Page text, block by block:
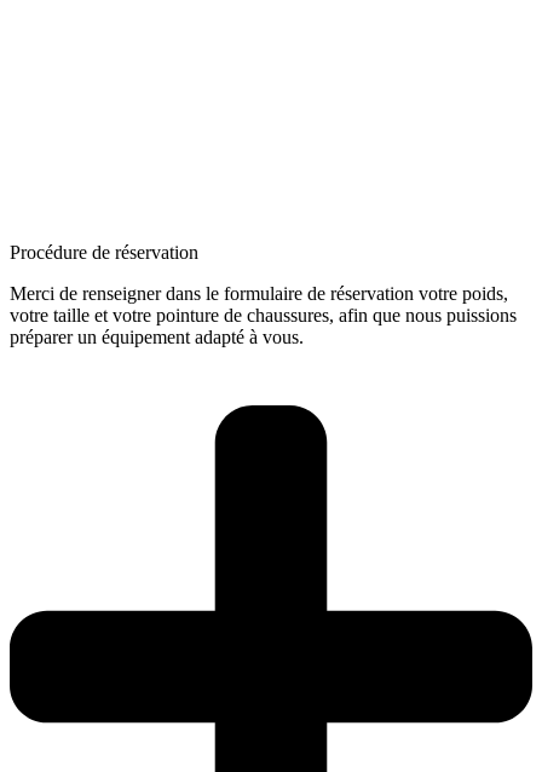
Procédure de réservation
Merci de renseigner dans le formulaire de réservation votre poids,
votre taille et votre pointure de chaussures, afin que nous puissions
préparer un équipement adapté à vous.